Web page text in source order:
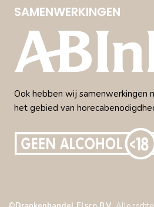
SAMENWERKINGEN
Ook hebben wij samenwerkingen
het gebied van